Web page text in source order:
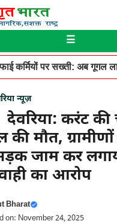
☰
कर्मियों पर सख्ती: अब गूगल
न्यूज़
करंट
मौत,
जाम कर
का आरोप
Bharat
on: November 24, 2025